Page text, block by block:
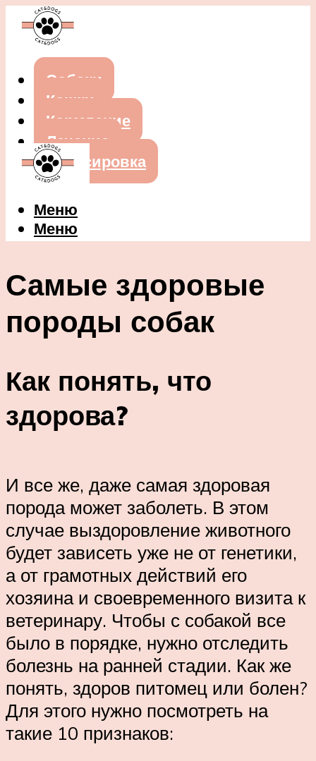
Собаки
Кошки
Кормление
Лечение
Дрессировка
Меню
Меню
Самые здоровые
породы собак
Как понять, что
здорова?
И все же, даже самая здоровая
порода может заболеть. В этом
случае выздоровление животного
будет зависеть уже не от генетики,
а от грамотных действий его
хозяина и своевременного визита к
ветеринару. Чтобы с собакой все
было в порядке, нужно отследить
болезнь на ранней стадии. Как же
понять, здоров питомец или болен?
Для этого нужно посмотреть на
такие 10 признаков: